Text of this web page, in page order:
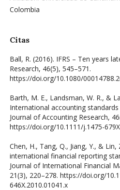
Colombia
Citas
Ball, R. (2016). IFRS – Ten years
Research, 46(5), 545–571.
https://doi.org/10.1080/
Barth, M. E., Landsman, W. R., &
International accounting
Journal of Accounting Research,
https://doi.org/10.1111/j.1475-
Chen, H., Tang, Q., Jiang, Y., &
international financial reporting
Journal of International Financial
21(3), 220–278. https://doi.org/
646X.2010.01041.x